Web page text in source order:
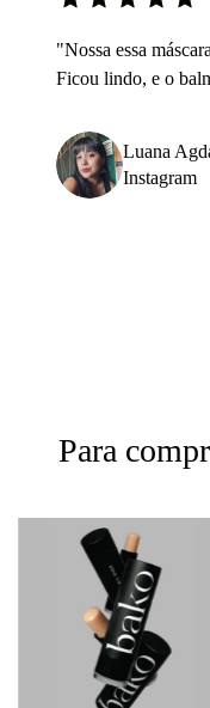
"Nossa essa
Ficou lindo, e o
Luana
Instagram
Para